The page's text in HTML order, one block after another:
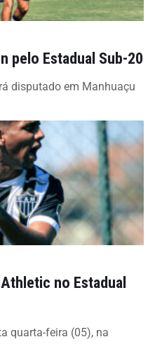
pelo Estadual Sub-20
disputado em Manhuaçu
no Estadual
quarta-feira (05), na